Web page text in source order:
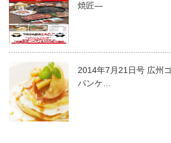
焼匠―
2014年7月21日号 広州
パンケ…